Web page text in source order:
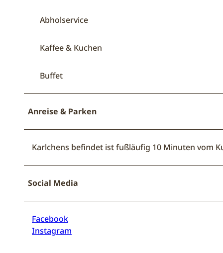
Abholservice
Kaffee & Kuchen
Buffet
Anreise & Parken
Karlchens befindet ist fußläufig 10 Minuten vom
Social Media
Facebook
Instagram